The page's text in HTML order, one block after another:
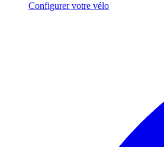
Configurer votre vélo